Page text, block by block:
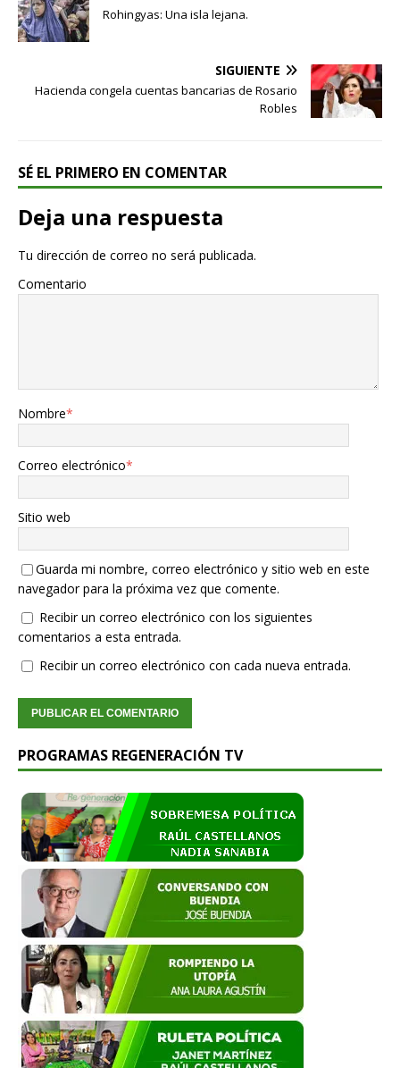
Rohingyas: Una isla lejana.
SIGUIENTE
Hacienda congela cuentas bancarias de Rosario
Robles
SÉ EL PRIMERO EN COMENTAR
Deja una respuesta
Tu dirección de correo no será publicada.
Comentario
Nombre*
Correo electrónico*
Sitio web
Guarda mi nombre, correo electrónico y sitio web en este
navegador para la próxima vez que comente.
Recibir un correo electrónico con los siguientes
comentarios a esta entrada.
Recibir un correo electrónico con cada nueva entrada.
PROGRAMAS REGENERACIÓN TV